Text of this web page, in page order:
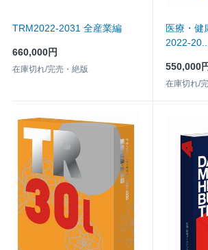
TRM2022-2031 全産業編
660,000円
在庫切れ/完売・絶版
医療・健
2022-20...
550,000
在庫切れ/